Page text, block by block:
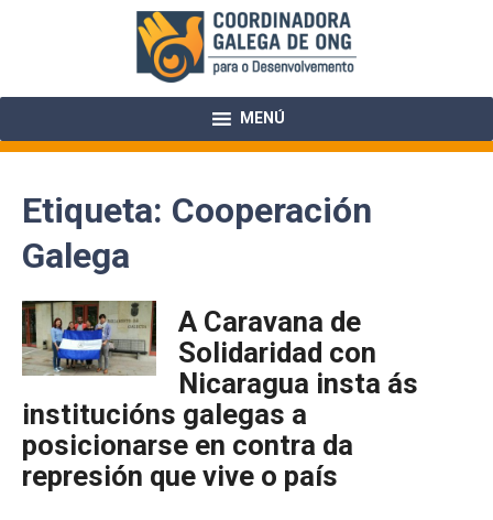
MENÚ
Etiqueta: Cooperación
Galega
A Caravana de
Solidaridad con
Nicaragua insta ás
institucións galegas a
posicionarse en contra da
represión que vive o país